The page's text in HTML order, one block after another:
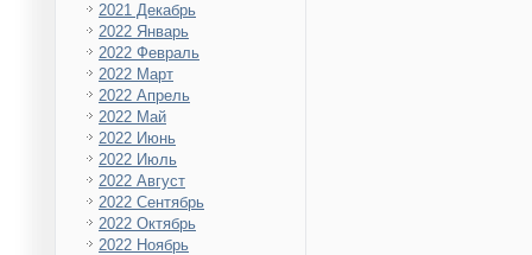
2021 Декабрь
2022 Январь
2022 Февраль
2022 Март
2022 Апрель
2022 Май
2022 Июнь
2022 Июль
2022 Август
2022 Сентябрь
2022 Октябрь
2022 Ноябрь